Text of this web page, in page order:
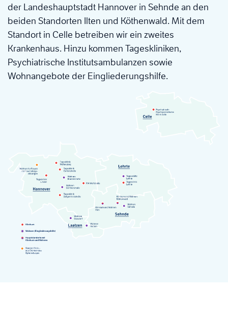
der Landeshauptstadt Hannover in Sehnde an den
beiden Standorten Ilten und Köthenwald. Mit dem
Standort in Celle betreiben wir ein zweites
Krankenhaus. Hinzu kommen Tageskliniken,
Psychiatrische Institutsambulanzen sowie
Wohnangebote der Eingliederungshilfe.